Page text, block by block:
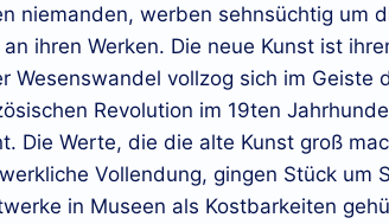
niemanden, werben sehnsüchtig um
an ihren Werken. Die neue Kunst ist
Wesenswandel vollzog sich im
Revolution im 19ten
Die Werte, die die alte Kunst groß
Vollendung, gingen Stück um
in Museen als Kostbarkeiten